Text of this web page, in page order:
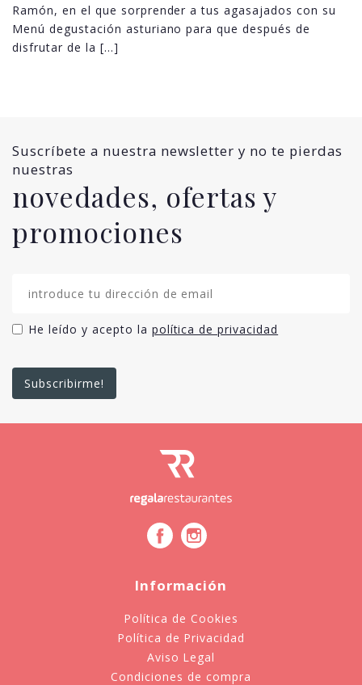
Ramón, en el que sorprender a tus agasajados con su
Menú degustación asturiano para que después de
disfrutar de la […]
Suscríbete a nuestra newsletter y no te pierdas
nuestras
novedades, ofertas y
promociones
He leído y acepto la política de privacidad
Información
Política de Cookies
Política de Privacidad
Aviso Legal
Condiciones de compra